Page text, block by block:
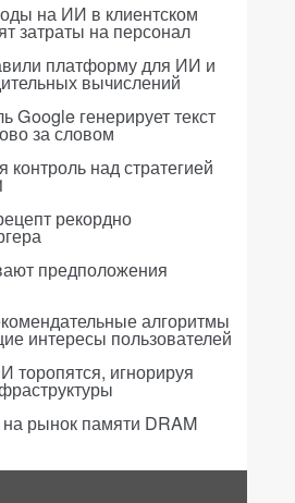
на ИИ в клиентском
затраты на персонал
платформу для ИИ и
вычислений
генерирует текст
за словом
над стратегией
рекордно
предположения
алгоритмы
интересы пользователей
торопятся, игнорируя
рынок памяти DRAM